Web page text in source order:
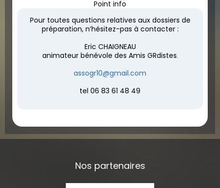
Point info
Pour toutes questions relatives aux dossiers de
préparation, n’hésitez-pas à contacter :
Eric CHAIGNEAU
animateur bénévole des Amis GRdistes.
assogr10@gmail.com
tel 06 83 61 48 49
Nos partenaires